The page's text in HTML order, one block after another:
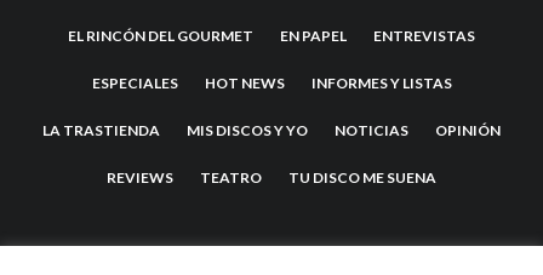
EL RINCÓN DEL GOURMET EN PAPEL ENTREVISTAS
ESPECIALES HOT NEWS INFORMES Y LISTAS
LA TRASTIENDA MIS DISCOS Y YO NOTICIAS OPINIÓN
REVIEWS TEATRO TU DISCO ME SUENA